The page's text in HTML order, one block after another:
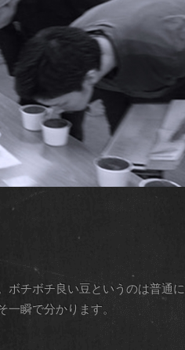
ボチボチ良い豆というのは普通に
瞬で分かります。